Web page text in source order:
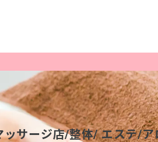
ッサージ店/整体/エステ/ア